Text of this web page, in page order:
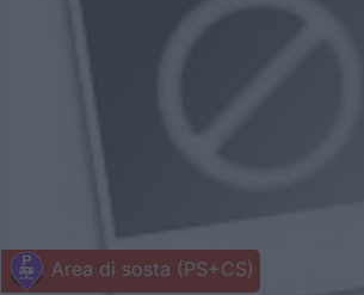
Area di sosta (PS+CS)